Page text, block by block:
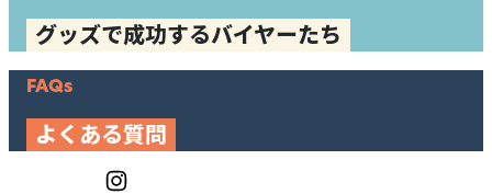
グッズで成功するバイヤーたち
FAQs
よくある質問